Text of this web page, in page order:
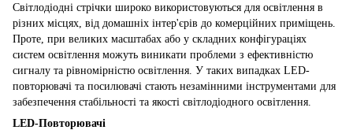
Світлодіодні стрічки широко використовуються для освітлення в
різних місцях, від домашніх інтер'єрів до комерційних приміщень.
Проте, при великих масштабах або у складних конфігураціях
систем освітлення можуть виникати проблеми з ефективністю
сигналу та рівномірністю освітлення. У таких випадках LED-
повторювачі та посилювачі стають незамінними інструментами для
забезпечення стабільності та якості світлодіодного освітлення.
LED-Повторювачі